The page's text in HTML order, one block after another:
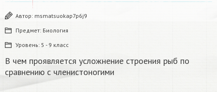
Автор: msmatsuokap7p6j9
Предмет: Биология
Уровень: 5 - 9 класс
В чем проявляется усложнение строения рыб по
сравнению с членистоногими